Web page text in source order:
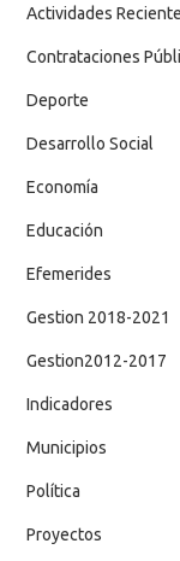
Actividades
Contrataciones
Deporte
Desarrollo Social
Economía
Educación
Efemerides
Gestion 2018-2021
Gestion2012-2017
Indicadores
Municipios
Política
Proyectos